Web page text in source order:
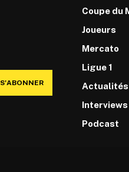
S'ABONNER
Coupe du
Joueurs
Mercato
Ligue 1
Actualités
Interviews
Podcast